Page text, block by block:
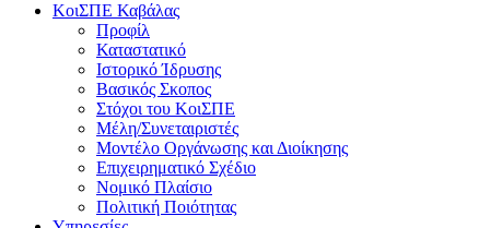
ΚοιΣΠΕ Καβάλας
Προφίλ
Καταστατικό
Ιστορικό Ίδρυσης
Βασικός Σκοπος
Στόχοι του ΚοιΣΠΕ
Μέλη/Συνεταιριστές
Μοντέλο Οργάνωσης και Διοίκησης
Επιχειρηματικό Σχέδιο
Νομικό Πλαίσιο
Πολιτική Ποιότητας